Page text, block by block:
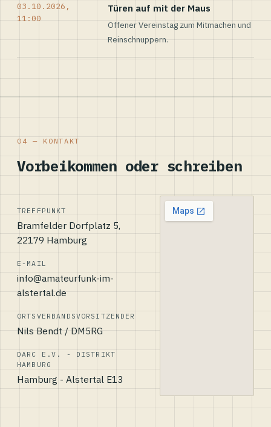
03.10.2026,
11:00
Türen auf mit der Maus
Offener Vereinstag zum Mitmachen und
Reinschnuppern.
04 — KONTAKT
Vorbeikommen oder schreiben
TREFFPUNKT
Bramfelder Dorfplatz 5,
22179 Hamburg
E-MAIL
info@amateurfunk-im-
alstertal.de
ORTSVERBANDSVORSITZENDER
Nils Bendt / DM5RG
DARC E.V. - DISTRIKT
HAMBURG
Hamburg - Alstertal E13